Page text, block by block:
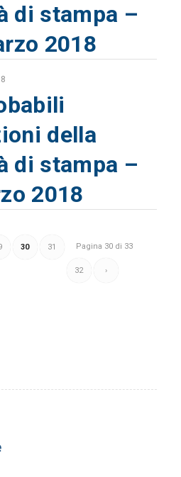
di stampa –
2018
della
di stampa –
2018
Pagina 30 di 33
30 31
32 ›